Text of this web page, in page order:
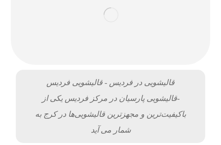
قالیشویی در فردیس - قالیشویی فردیس
-قالیشویی پارسیان در مرکز فردیس یکی از
باکیفیت‌ترین و مجهزترین قالیشویی‌ها در کرج به
شمار می آید